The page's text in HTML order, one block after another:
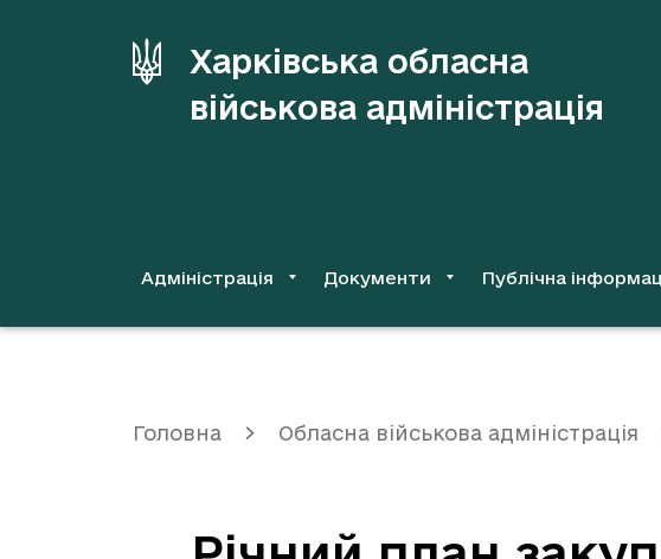
Харківська обласна
військова адміністрація
Адміністрація Документи Публічна
Головна Обласна військова адміністрація